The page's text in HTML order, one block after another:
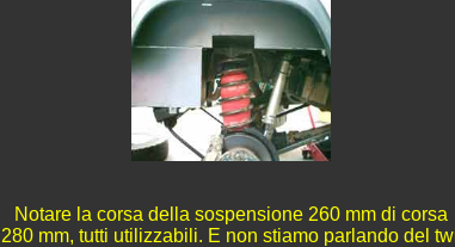
Notare la corsa della sospensione 260 mm di corsa
mm, tutti utilizzabili. E non stiamo parlando del